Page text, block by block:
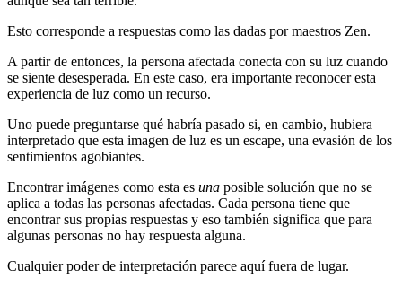
Esto corresponde a respuestas como las dadas por maestros Zen.
A partir de entonces, la persona afectada conecta con su luz cuando
se siente desesperada. En este caso, era importante reconocer esta
experiencia de luz como un recurso.
Uno puede preguntarse qué habría pasado si, en cambio, hubiera
interpretado que esta imagen de luz es un escape, una evasión de los
sentimientos agobiantes.
Encontrar imágenes como esta es una posible solución que no se
aplica a todas las personas afectadas. Cada persona tiene que
encontrar sus propias respuestas y eso también significa que para
algunas personas no hay respuesta alguna.
Cualquier poder de interpretación parece aquí fuera de lugar.